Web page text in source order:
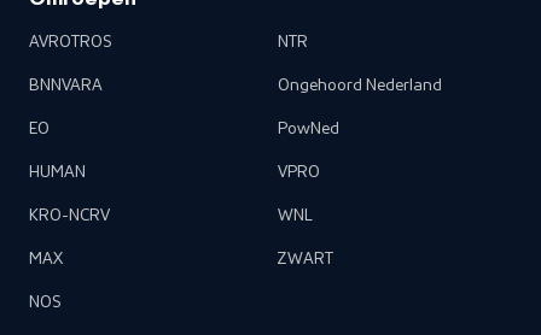
AVROTROS
BNNVARA
EO
HUMAN
KRO-NCRV
MAX
NOS
NTR
Ongehoord Nederland
PowNed
VPRO
WNL
ZWART